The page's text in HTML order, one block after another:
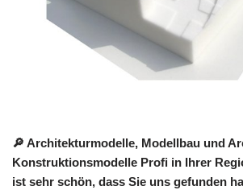
🔎 Architekturmodelle, Modellbau und
Konstruktionsmodelle Profi in Ihrer
ist sehr schön, dass Sie uns gefunden